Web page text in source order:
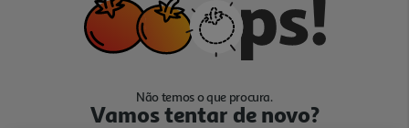
Não temos o que procura.
Vamos tentar de novo?